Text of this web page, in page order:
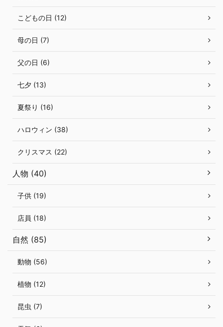
こどもの日 (12)
母の日 (7)
父の日 (6)
七夕 (13)
夏祭り (16)
ハロウィン (38)
クリスマス (22)
人物 (40)
子供 (19)
店員 (18)
自然 (85)
動物 (56)
植物 (12)
昆虫 (7)